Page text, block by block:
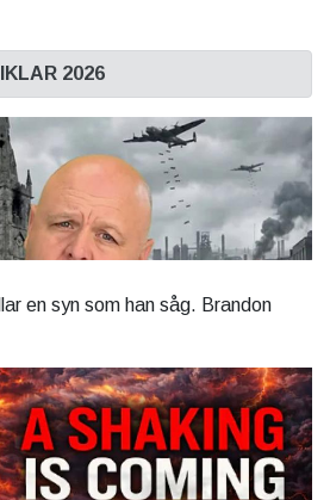
2026
en syn som han såg. Brandon